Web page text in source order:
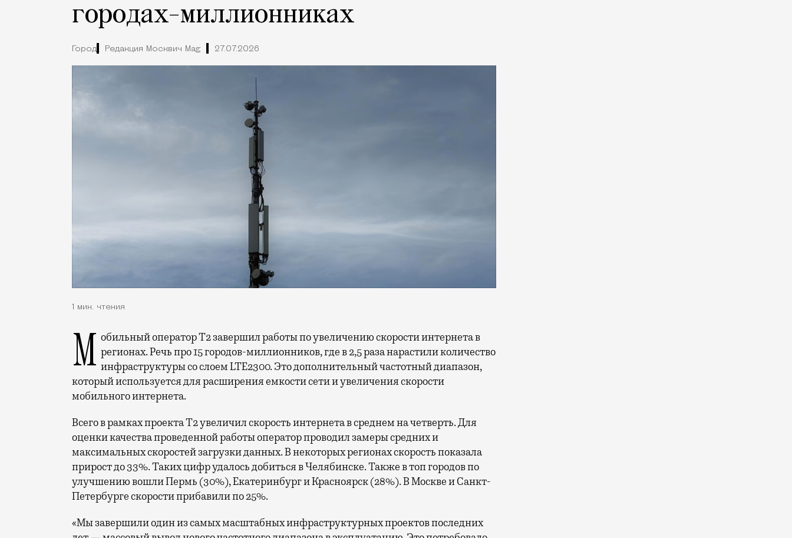
городах-миллионниках
Город Редакция Москвич Mag 27.07.2026
1 мин. чтения
Мобильный оператор Т2 завершил работы по увеличению скорости интернета в регионах. Речь про 15 городов-миллионников, где в 2,5 раза нарастили количество
инфраструктуры со слоем LTE2300. Это дополнительный частотный диапазон,
который используется для расширения емкости сети и увеличения скорости
мобильного интернета.
Всего в рамках проекта Т2 увеличил скорость интернета в среднем на четверть. Для
оценки качества проведенной работы оператор проводил замеры средних и
максимальных скоростей загрузки данных. В некоторых регионах скорость показала
прирост до 33%. Таких цифр удалось добиться в Челябинске. Также в топ городов по
улучшению вошли Пермь (30%), Екатеринбург и Красноярск (28%). В Москве и Санкт-
Петербурге скорости прибавили по 25%.
«Мы завершили один из самых масштабных инфраструктурных проектов последних